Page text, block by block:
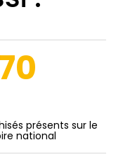
présents sur le
national